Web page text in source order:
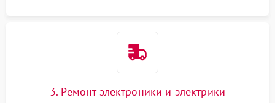
3. Ремонт электроники и электрики